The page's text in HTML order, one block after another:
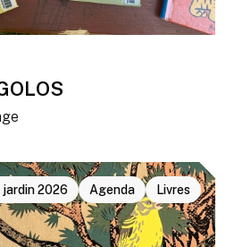
jardin 2026 Agenda Livres